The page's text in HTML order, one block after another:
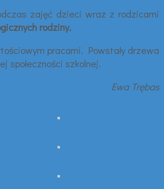
zajęć dzieci wraz z rodzicami
rodziny.
pracami. Powstały drzewa
społeczności szkolnej.
Ewa Trębas